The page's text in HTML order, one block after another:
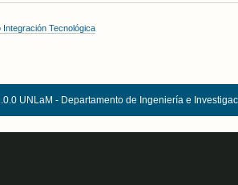
Tecnológica
UNLaM - Departamento de Ingeniería e